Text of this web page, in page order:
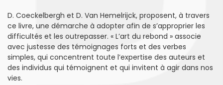
D. Coeckelbergh et D. Van Hemelrijck, proposent, à travers
ce livre, une démarche à adopter afin de s’approprier les
difficultés et les outrepasser. « L’art du rebond » associe
avec justesse des témoignages forts et des verbes
simples, qui concentrent toute l’expertise des auteurs et
des individus qui témoignent et qui invitent à agir dans nos
vies.